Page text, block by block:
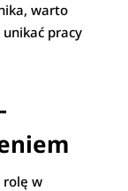
warto
pracy
rolę w